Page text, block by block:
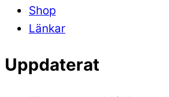
Shop
Länkar
Uppdaterat